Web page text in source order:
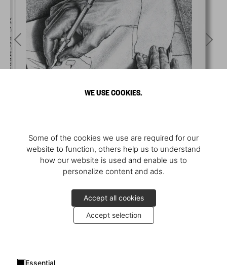
WE USE COOKIES.
Some of the cookies we use are required for our
website to function, others help us to understand
how our website is used and enable us to
personalize content and ads.
Accept all cookies
Accept selection
Essential